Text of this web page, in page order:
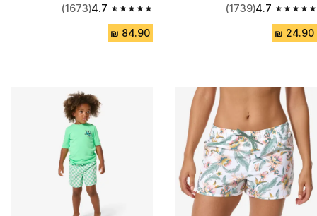
4.7
4.7 out of 5 stars from 1739 reviews
(1739)
4.7
4.7 out of 5 stars from 1673 reviews
(1673)